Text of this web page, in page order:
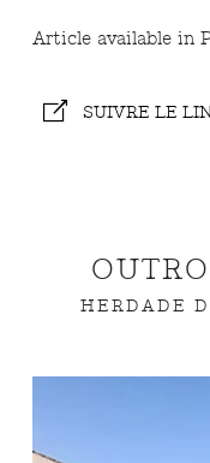
Article available in
SUIVRE LE
HERDADE